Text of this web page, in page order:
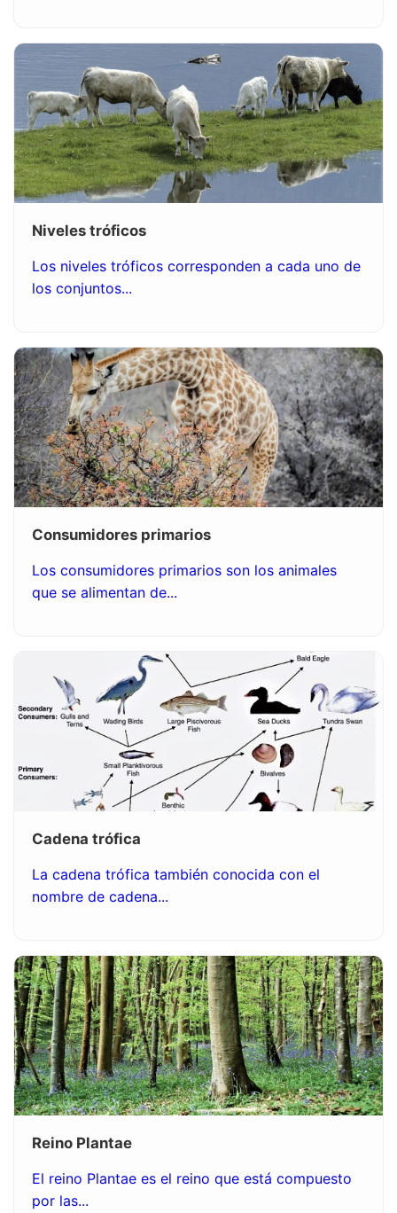
Niveles tróficos
Los niveles tróficos corresponden a cada uno de
los conjuntos...
Consumidores primarios
Los consumidores primarios son los animales
que se alimentan de...
Cadena trófica
La cadena trófica también conocida con el
nombre de cadena...
Reino Plantae
El reino Plantae es el reino que está compuesto
por las...